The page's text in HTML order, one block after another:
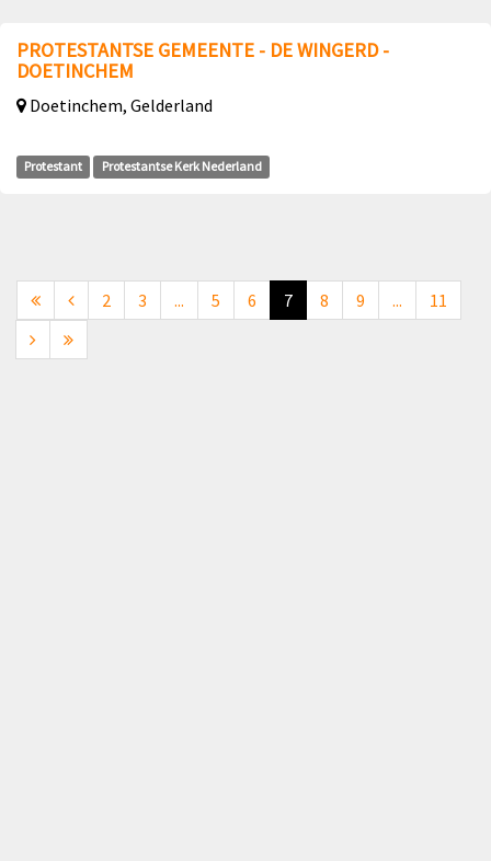
PROTESTANTSE GEMEENTE - DE WINGERD -
DOETINCHEM
Doetinchem, Gelderland
Protestant Protestantse Kerk Nederland
2 3 ... 5 6 7 8 9 ... 11